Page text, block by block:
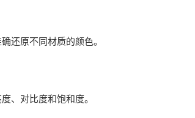
还原不同材质的颜色。
、对比度和饱和度。